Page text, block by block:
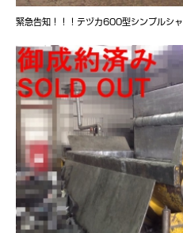
緊急告知！！！テヅカ600型シンプルシ